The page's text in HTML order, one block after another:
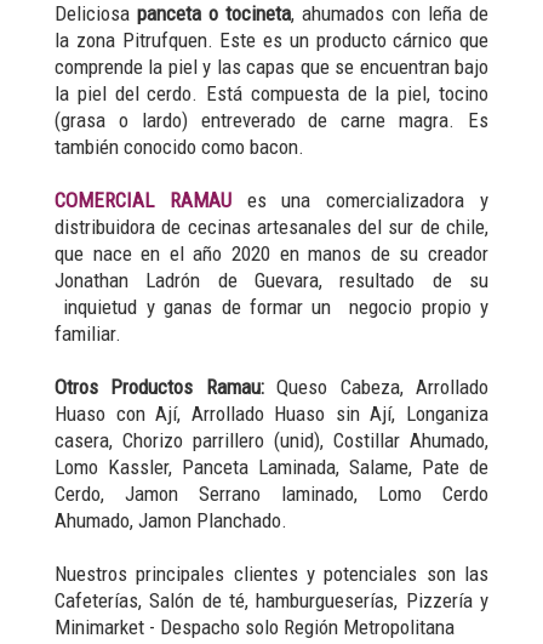
Deliciosa panceta o tocineta, ahumados con leña de
la zona Pitrufquen. Este es un producto cárnico que
comprende la piel y las capas que se encuentran bajo
la piel del cerdo. Está compuesta de la piel, tocino
(grasa o lardo) entreverado de carne magra. Es
también conocido como bacon.
COMERCIAL RAMAUes una comercializadora y
distribuidora de cecinas artesanales del sur de chile,
que nace en el año 2020 en manos de su creador
Jonathan Ladrón de Guevara, resultado de su
inquietud y ganas de formar un negocio propio y
familiar.
Otros Productos Ramau:Queso Cabeza, Arrollado
Huaso con Ají, Arrollado Huaso sin Ají, Longaniza
casera, Chorizo parrillero (unid), Costillar Ahumado,
Lomo Kassler, Panceta Laminada, Salame, Pate de
Cerdo, Jamon Serrano laminado, Lomo Cerdo
Ahumado, Jamon Planchado.
Nuestros principales clientes y potenciales son las
Cafeterías, Salón de té, hamburgueserías, Pizzería y
Minimarket - Despacho solo Región Metropolitana